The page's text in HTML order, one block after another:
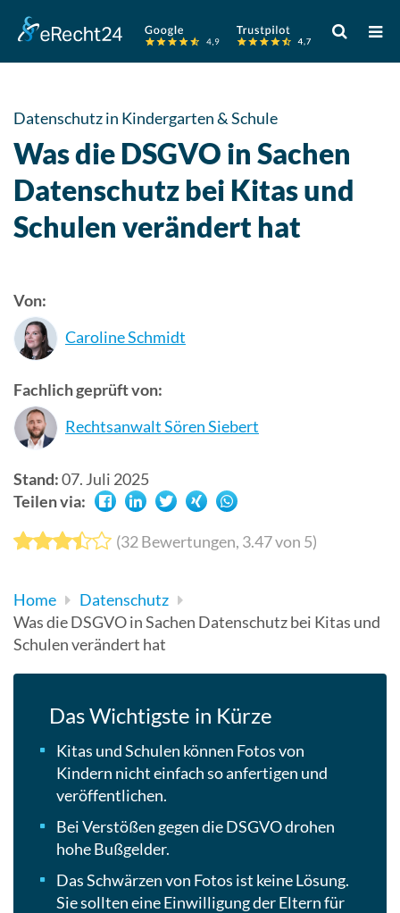
Verwende
die
Pfeile
unten,
das
Datenschutz in Kindergarten & Schule
Was die DSGVO in Sachen
Datenschutz bei Kitas und
Schulen verändert hat
Von:
Caroline Schmidt
Fachlich geprüft von:
Rechtsanwalt Sören Siebert
Stand:07. Juli 2025
Teilen via:
(32Bewertungen, 3.47von 5)
Home
Datenschutz
Was die DSGVO in Sachen Datenschutz bei Kitas und
Schulen verändert hat
Das Wichtigste in Kürze
Kitas und Schulen können Fotos von
Kindern nicht einfach so anfertigen und
veröffentlichen.
Bei Verstößen gegen die DSGVO drohen
hohe Bußgelder.
Das Schwärzen von Fotos ist keine Lösung.
Sie sollten eine Einwilligung der Eltern für